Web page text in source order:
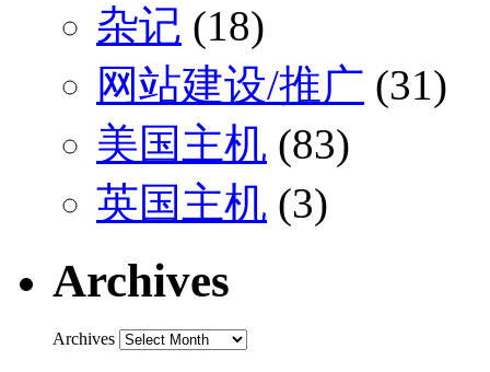
杂记 (18)
网站建设/推广 (31)
美国主机 (83)
英国主机 (3)
Archives
Archives